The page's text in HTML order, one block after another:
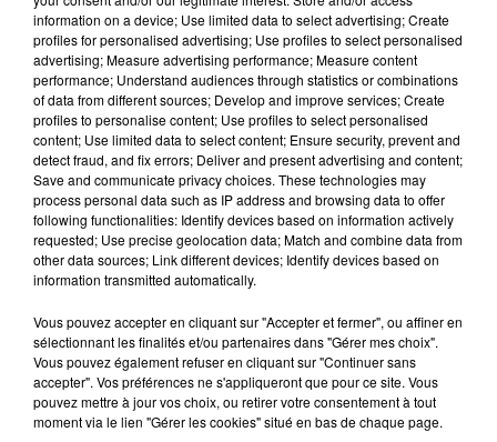
INCENDIE MORTEL À LENS : UNE FEMME ET
SON BÉBÉ ENTRE LA VIE ET LA...
Un homme s'est immolé par le feu après avoir
aspergé sa compagne et leur bébé de trois mois
d'un liquide inflammable.
20 juillet 2026
UNE ADOLESCENTE DEVANT SE FAIRE
OPÉRER DE LA CHEVILLE RESSORT DE LA...
La famille a porté plainte contre la clinique qui a
reconnu sa responsabilité et présenté ses
excuses.
TITRES DIFFUSÉS
information on a device; Use limited data to select advertising; Create
profiles for personalised advertising; Use profiles to select personalised
advertising; Measure advertising performance; Measure content
performance; Understand audiences through statistics or combinations
of data from different sources; Develop and improve services; Create
profiles to personalise content; Use profiles to select personalised
content; Use limited data to select content; Ensure security, prevent and
detect fraud, and fix errors; Deliver and present advertising and content;
Save and communicate privacy choices. These technologies may
process personal data such as IP address and browsing data to offer
following functionalities: Identify devices based on information actively
requested; Use precise geolocation data; Match and combine data from
other data sources; Link different devices; Identify devices based on
information transmitted automatically.
Vous pouvez accepter en cliquant sur "Accepter et fermer", ou affiner en
sélectionnant les finalités et/ou partenaires dans "Gérer mes choix".
Vous pouvez également refuser en cliquant sur "Continuer sans
accepter". Vos préférences ne s'appliqueront que pour ce site. Vous
pouvez mettre à jour vos choix, ou retirer votre consentement à tout
moment via le lien "Gérer les cookies" situé en bas de chaque page.